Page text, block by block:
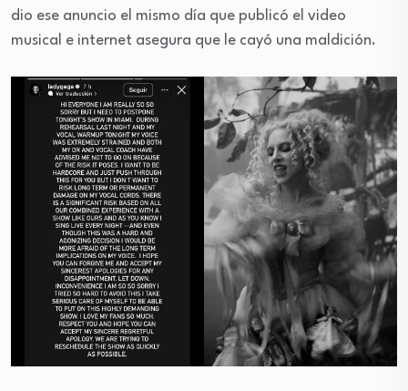
dio ese anuncio el mismo día que publicó el video
musical e internet asegura que le cayó una maldición.